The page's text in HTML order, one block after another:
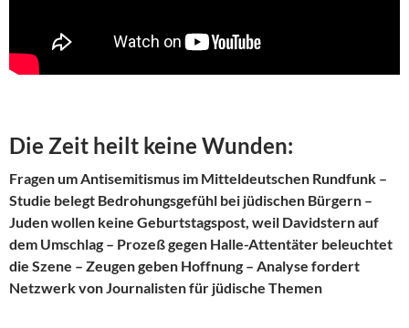
Die Zeit heilt keine Wunden:
Fragen um Antisemitismus im Mitteldeutschen Rundfunk –
Studie belegt Bedrohungsgefühl bei jüdischen Bürgern –
Juden wollen keine Geburtstagspost, weil Davidstern auf
dem Umschlag – Prozeß gegen Halle-Attentäter beleuchtet
die Szene – Zeugen geben Hoffnung – Analyse fordert
Netzwerk von Journalisten für jüdische Themen